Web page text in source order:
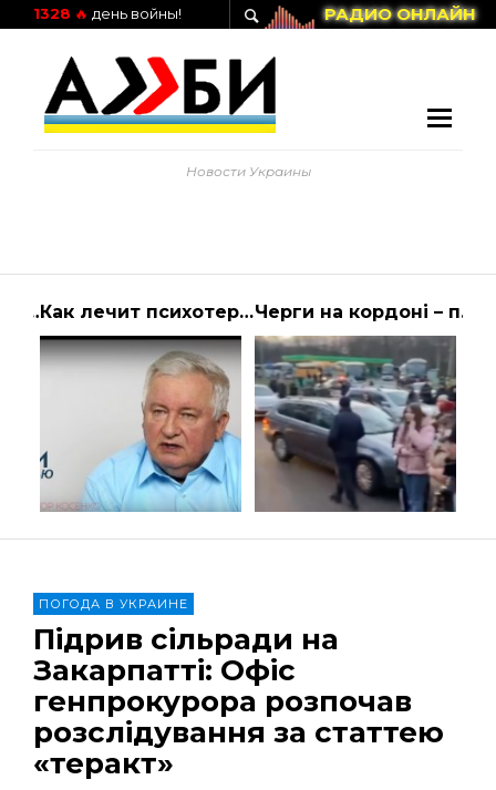
РАДИО ОНЛАЙН
1328 🔥 день войны!
Новости Украины
В МВД рассказали, зачем и на какой срок ввели усиленный режим безопасности в областях Украины | Алиби Как лечит психотерапевт, интервью с Виктором Косенко Черги на кордоні – подробиці Лубінець – відео – Україна
ПОГОДА В УКРАИНЕ
Підрив сільради на
Закарпатті: Офіс
генпрокурора розпочав
розслідування за статтею
«теракт»